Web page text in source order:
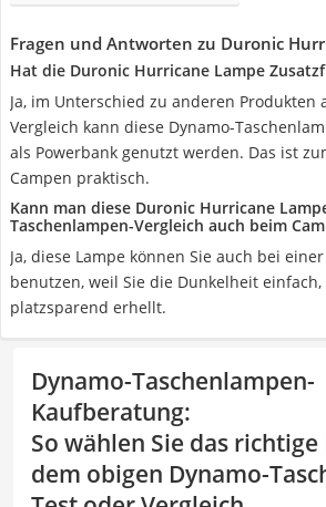
Fragen und Antworten zu Duronic
Hat die Duronic Hurricane Lampe
Ja, im Unterschied zu anderen Produkten
Vergleich kann diese Dynamo-
als Powerbank genutzt werden. Das ist
Campen praktisch.
Kann man diese Duronic Hurricane
Taschenlampen-Vergleich auch beim
Ja, diese Lampe können Sie auch bei
benutzen, weil Sie die Dunkelheit
platzsparend erhellt.
Dynamo-Taschenlampen-
Kaufberatung:
So wählen Sie das
dem obigen Dynamo-